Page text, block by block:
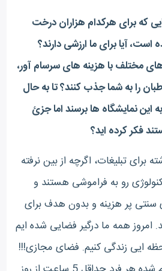
که برای هرکدام هزاران درخت
آیا برای ما ارزشی دارند؟
مختلف با هزینه های سرسام آور،
را به شما جذب کنند؟ تا به حال
این نمایشگاه ها برسند اما جزئ
فکر کرده اید؟
برای تبلیغات، اگرچه از بین نرفته
رو به فراموشی هستند و
پر هزینه و بدون هدف برای
امروز همه ما درگیر فضایی شده ایم
ایی زندگی کنیم. فضای مجازی!!!